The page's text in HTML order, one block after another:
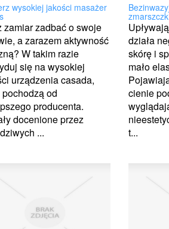
wysokiej jakości masażer
zamiar zadbać o swoje
a zarazem aktywność
W takim razie
się na wysokiej
urządzenia casada,
pochodzą od
producenta.
docenione przez
...
działa
skórę i
mało
cienie
t...